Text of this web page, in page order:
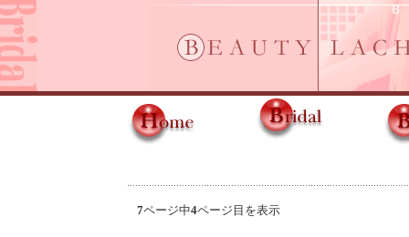
7ページ中4ページ目を表示